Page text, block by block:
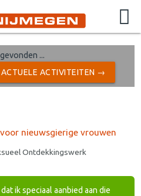
...
ACTIVITEITEN →
nieuwsgierige vrouwen
Ontdekkingswerk
ik speciaal aanbied aan die